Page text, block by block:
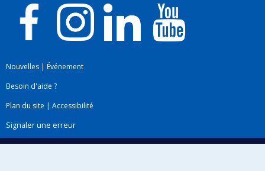
Nouvelles | Événement
Besoin d'aide ?
Plan du site | Accessibilité
Signaler une erreur